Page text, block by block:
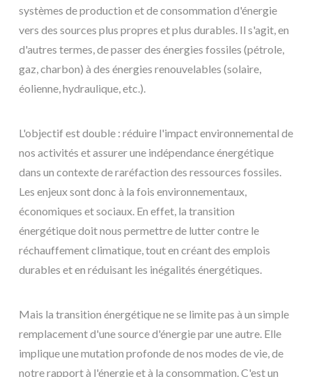
systèmes de production et de consommation d'énergie
vers des sources plus propres et plus durables. Il s'agit, en
d'autres termes, de passer des énergies fossiles (pétrole,
gaz, charbon) à des énergies renouvelables (solaire,
éolienne, hydraulique, etc.).
L'objectif est double : réduire l'impact environnemental de
nos activités et assurer une indépendance énergétique
dans un contexte de raréfaction des ressources fossiles.
Les enjeux sont donc à la fois environnementaux,
économiques et sociaux. En effet, la transition
énergétique doit nous permettre de lutter contre le
réchauffement climatique, tout en créant des emplois
durables et en réduisant les inégalités énergétiques.
Mais la transition énergétique ne se limite pas à un simple
remplacement d'une source d'énergie par une autre. Elle
implique une mutation profonde de nos modes de vie, de
notre rapport à l'énergie et à la consommation. C'est un